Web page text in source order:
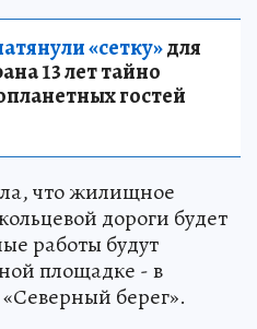
«сетку»для
13 лет тайно
гостей
что жилищное
дороги будет
работы будут
площадке - в
берег».